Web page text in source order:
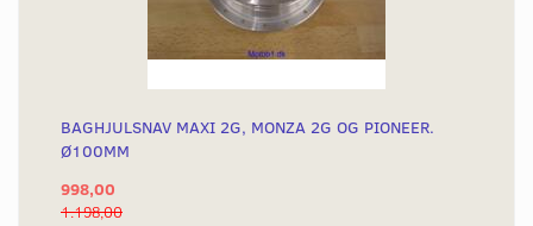
BAGHJULSNAV MAXI 2G, MONZA 2G OG PIONEER.
Ø100MM
998,00
1.198,00